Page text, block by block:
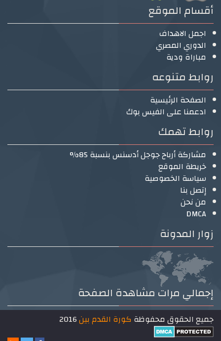
أقسام الموقع
اجمل الاهداف
الدوري المصري
مباراة ودية
روابط متنوعه
الصفحة الرئيسية
ادعمنا على الفيس بوك
روابط تهمك
مشاركة أرباح جوجل أدسنس بنسبة 85%
خريطة الموقع
سياسة الخصوصية
إتصل بنا
من نحن
DMCA
زوار المدونة
إجمالي مرات مشاهدة الصفحة
جميع الحقوق محفوظة كورة القدم بين2016